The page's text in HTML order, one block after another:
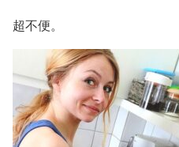
超不便。